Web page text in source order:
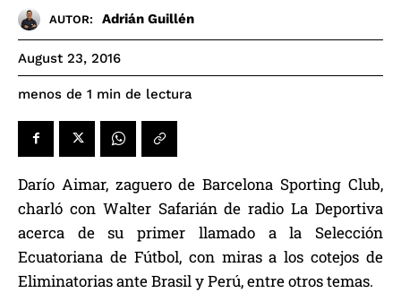
AUTOR: Adrián Guillén
August 23, 2016
menos de 1 min de lectura
Darío Aimar, zaguero de Barcelona Sporting Club,
charló con Walter Safarián de radio La Deportiva
acerca de su primer llamado a la Selección
Ecuatoriana de Fútbol, con miras a los cotejos de
Eliminatorias ante Brasil y Perú, entre otros temas.